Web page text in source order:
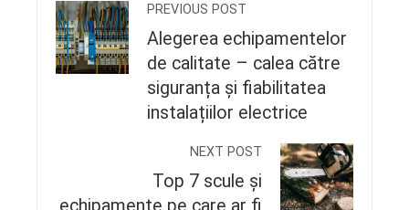
PREVIOUS POST
Alegerea echipamentelor
de calitate – calea către
siguranța și fiabilitatea
instalațiilor electrice
NEXT POST
Top 7 scule și